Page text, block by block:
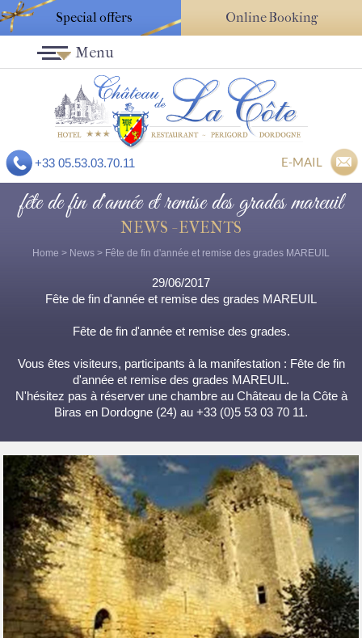
Special offers Online Booking
+33 05.53.03.70.11 E-MAIL
Menu
fête de fin d'année et remise des grades mareuil
NEWS - EVENTS
Home > News > Fête de fin d'année et remise des grades MAREUIL
29/06/2017
Fête de fin d'année et remise des grades MAREUIL
Fête de fin d'année et remise des grades.
Vous êtes visiteurs, participants à la manifestation : Fête de fin
d'année et remise des grades MAREUIL.
N'hésitez pas à réserver une chambre au Château de la Côte à
Biras en Dordogne (24) au +33 (0)5 53 03 70 11.